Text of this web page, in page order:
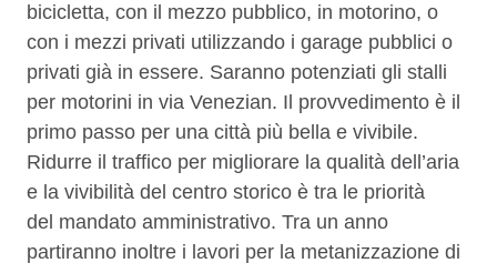
bicicletta, con il mezzo pubblico, in motorino, o
con i mezzi privati utilizzando i garage pubblici o
privati già in essere. Saranno potenziati gli stalli
per motorini in via Venezian. Il provvedimento è il
primo passo per una città più bella e vivibile.
Ridurre il traffico per migliorare la qualità dell’aria
e la vivibilità del centro storico è tra le priorità
del mandato amministrativo. Tra un anno
partiranno inoltre i lavori per la metanizzazione di